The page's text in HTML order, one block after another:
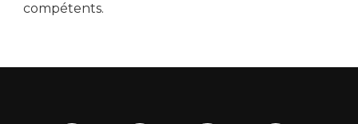
compétents.